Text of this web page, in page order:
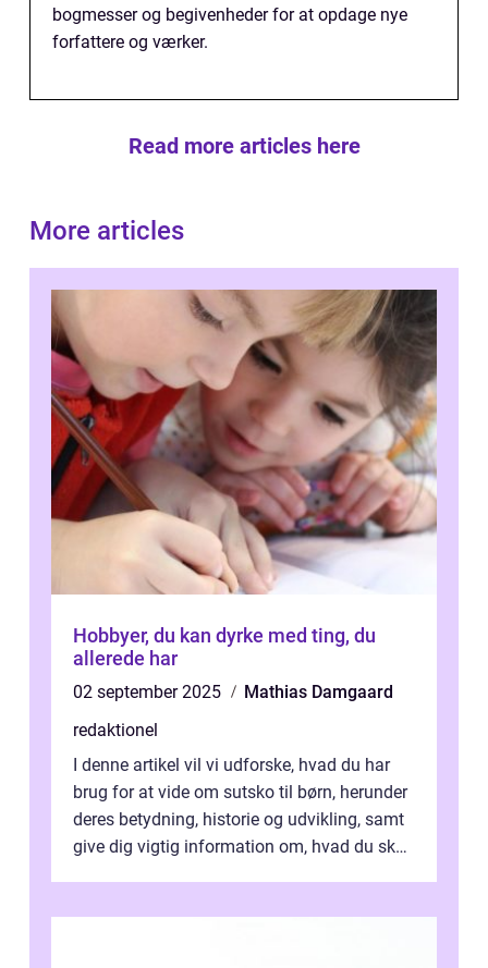
bogmesser og begivenheder for at opdage nye
forfattere og værker.
Read more articles here
More articles
Hobbyer, du kan dyrke med ting, du
allerede har
02 september 2025
Mathias Damgaard
redaktionel
I denne artikel vil vi udforske, hvad du har
brug for at vide om sutsko til børn, herunder
deres betydning, historie og udvikling, samt
give dig vigtig information om, hvad du skal